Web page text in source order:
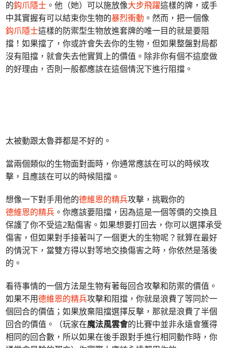
的鈎爪隱士 。他（她）可以施放像大步飛躍這樣的牌，或手
中其實握有可以結束你生物的暴烈衝動 。然而，把一個像
鈎爪隱士這樣的防禦型生物放進套牌的唯一目的就是要阻
擋！如果擋了，你或許會失去你的生物，但如果整盤對局都
沒有阻擋，就會失去他實質上的價值。除非你有個不這麼做
的好理由，否則一般都應該在這個情況下進行阻擋。
太被動跟太魯莽都是不好的。
當兩個類似的生物面對面時，你通常應該在可以的時候攻
擊，且應該在可以的時候阻擋。
想像一下對手用他的德維恩的精兵攻擊，挑戰你的
德維恩的精兵 。你應該要阻擋，因為這是一個等價的交換且
保護了你不受這2點傷害。如果想要打回去，你可以選擇承受
傷害，但如果對手接著叫了一個更大的生物呢？就算在最好
的情況下，當雙方得以對等地交換傷害之時，你依然是落後
的。
看待事情的一個方法是生物有著每回合攻擊和防禦的價值。
如果不用德維恩的精兵攻擊和阻擋，你就是浪費了等同於一
個回合的價值；如果放棄阻擋選擇反擊，那就是浪費了半個
回合的價值。（玩家在魔法風雲會的比賽中並非永遠會獲得
相同的回合數，所以如果在後手跟對手進行相同動作時，你